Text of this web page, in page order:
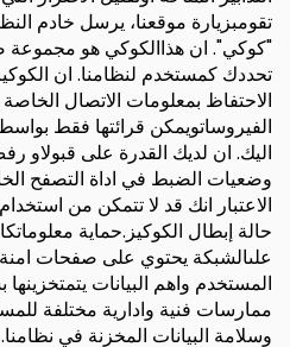
تقومبزيارة موقعنا، يرسل خادم
"كوكي". ان هذاالكوكي هو مجموعة
تحددك كمستخدم لنظامنا. ان
الاحتفاظ بمعلومات الاتصال
الفيروساتويمكن قرائتها فقط
اليك. ان لديك القدرة على قبولاو
وضعيات الضبط في اداة التصفح
الاعتبار انك قد لا تتمكن من
حالة إبطال الكوكيز.حماية
علىالشبكة يحتوي على صفحات
المستخدم واهم البيانات
ممارسات فنية وادارية مختلفة